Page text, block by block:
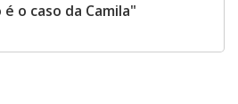
o caso da Camila"